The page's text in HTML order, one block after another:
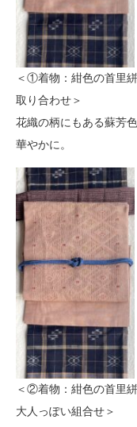
＜①着物：紺色の首里
取り合わせ＞
花織の柄にもある蘇芳
華やかに。
＜②着物：紺色の首里
大人っぽい組合せ＞